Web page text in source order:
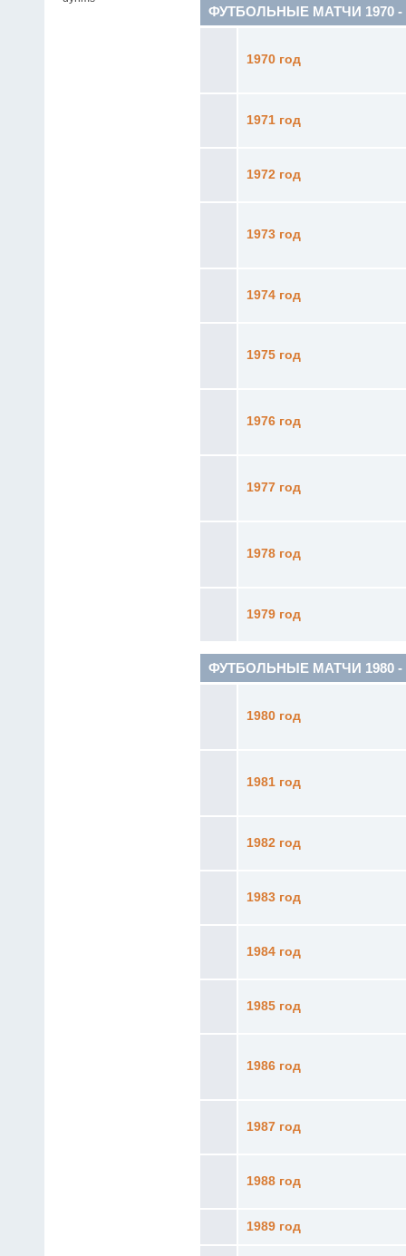
ФУТБОЛЬНЫЕ МАТЧИ 1970 -
1970 год
1971 год
1972 год
1973 год
1974 год
1975 год
1976 год
1977 год
1978 год
1979 год
ФУТБОЛЬНЫЕ МАТЧИ 1980 -
1980 год
1981 год
1982 год
1983 год
1984 год
1985 год
1986 год
1987 год
1988 год
1989 год